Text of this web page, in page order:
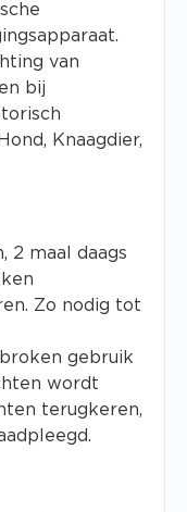
van
bij
Knaagdier,
2 maal daags
Zo nodig tot
gebruik
wordt
terugkeren,